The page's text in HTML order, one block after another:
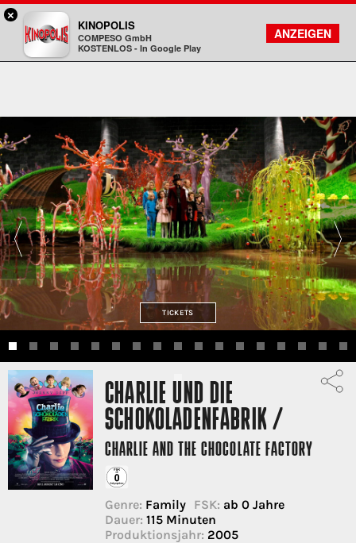
Kinopolis
FILMSUCHE
KONTO
TICKETS
CHARLIE UND DIE
SCHOKOLADENFABRIK /
CHARLIE AND THE CHOCOLATE FACTORY
Genre: Family FSK: ab 0 Jahre
Dauer: 115 Minuten
Produktionsjahr: 2005
×
KINOPOLIS
COMPESO GmbH
KOSTENLOS - In Google Play
ANZEIGEN